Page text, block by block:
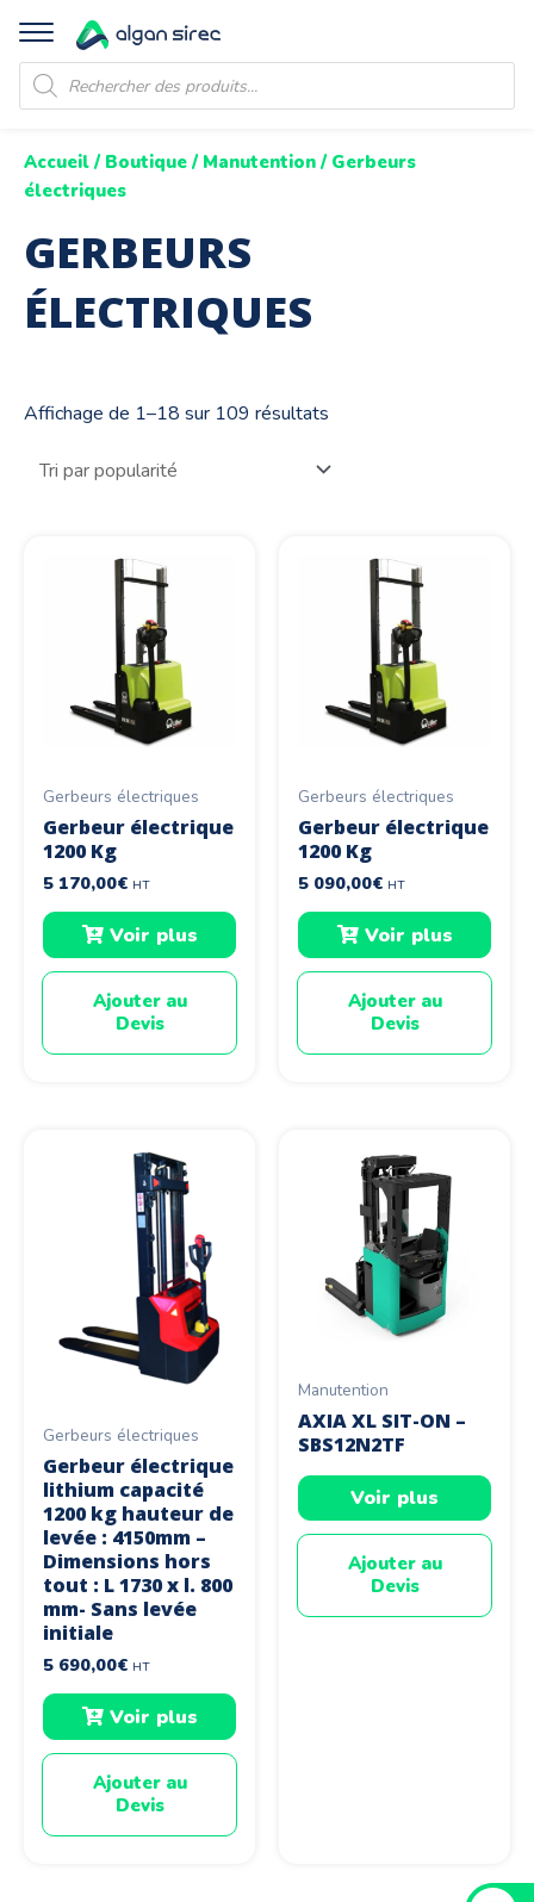
Recherche
de
produits
Accueil / Boutique / Manutention / Gerbeurs
électriques
GERBEURS
ÉLECTRIQUES
Affichage de 1–18 sur 109 résultats
Gerbeurs électriques
Gerbeur électrique
1200 Kg
5 170,00€ HT
Voir plus
Ajouter au
Devis
Gerbeurs électriques
Gerbeur électrique
1200 Kg
5 090,00€ HT
Voir plus
Ajouter au
Devis
Gerbeurs électriques
Gerbeur électrique
lithium capacité
1200 kg hauteur de
levée : 4150mm –
Dimensions hors
tout : L 1730 x l. 800
mm- Sans levée
initiale
5 690,00€ HT
Voir plus
Ajouter au
Devis
Manutention
AXIA XL SIT-ON –
SBS12N2TF
Voir plus
Ajouter au
Devis